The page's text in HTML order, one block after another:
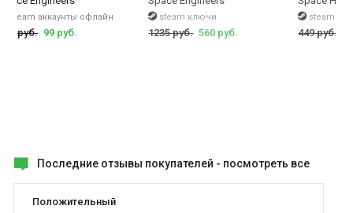
steam аккаунты офлайн
руб. 99 руб.
steam ключи
1235 руб. 560 руб.
steam
449 руб.
Последние отзывы покупателей - посмотреть все
Положительный